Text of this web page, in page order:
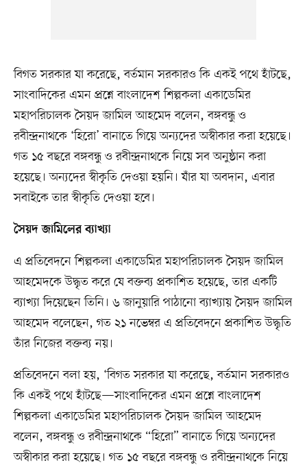
বিগত সরকার যা করেছে, বর্তমান সরকারও কি একই পথে হাঁটছে,
সাংবাদিকের এমন প্রশ্নে বাংলাদেশ শিল্পকলা একাডেমির
মহাপরিচালক সৈয়দ জামিল আহমেদ বলেন, বঙ্গবন্ধু ও
রবীন্দ্রনাথকে ‘হিরো’ বানাতে গিয়ে অন্যদের অস্বীকার করা হয়েছে।
গত ১৫ বছরে বঙ্গবন্ধু ও রবীন্দ্রনাথকে নিয়ে সব অনুষ্ঠান করা
হয়েছে। অন্যদের স্বীকৃতি দেওয়া হয়নি। যাঁর যা অবদান, এবার
সবাইকে তার স্বীকৃতি দেওয়া হবে।
সৈয়দ জামিলের ব্যাখ্যা
এ প্রতিবেদনে শিল্পকলা একাডেমির মহাপরিচালক সৈয়দ জামিল
আহমেদকে উদ্ধৃত করে যে বক্তব্য প্রকাশিত হয়েছে, তার একটি
ব্যাখ্যা দিয়েছেন তিনি। ৬ জানুয়ারি পাঠানো ব্যাখ্যায় সৈয়দ জামিল
আহমেদ বলেছেন, গত ২১ নভেম্বর এ প্রতিবেদনে প্রকাশিত উদ্ধৃতি
তাঁর নিজের বক্তব্য নয়।
প্রতিবেদনে বলা হয়, ‘বিগত সরকার যা করেছে, বর্তমান সরকারও
কি একই পথে হাঁটছে—সাংবাদিকের এমন প্রশ্নে বাংলাদেশ
শিল্পকলা একাডেমির মহাপরিচালক সৈয়দ জামিল আহমেদ
বলেন, বঙ্গবন্ধু ও রবীন্দ্রনাথকে “হিরো” বানাতে গিয়ে অন্যদের
অস্বীকার করা হয়েছে। গত ১৫ বছরে বঙ্গবন্ধু ও রবীন্দ্রনাথকে নিয়ে